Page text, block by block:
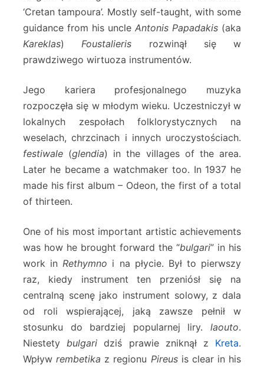
‘Cretan tampoura’. Mostly self-taught, with some
guidance from his uncle Antonis Papadakis (aka
Kareklas)Foustalieris rozwinął się w
prawdziwego wirtuoza instrumentów.
Jego kariera profesjonalnego muzyka
rozpoczęła się w młodym wieku. Uczestniczył w
lokalnych zespołach folklorystycznych na
weselach, chrzcinach i innych uroczystościach.
festiwale (glendia) in the villages of the area.
Later he became a watchmaker too. In 1937 he
made his first album – Odeon, the first of a total
of thirteen.
One of his most important artistic achievements
was how he brought forward the “bulgari” in his
work inRethymno i na płycie. Był to pierwszy
raz, kiedy instrument ten przeniósł się na
centralną scenę jako instrument solowy, z dala
od roli wspierającej, jaką zawsze pełnił w
stosunku do bardziej popularnej liry. laouto.
Niestetybulgari dziś prawie zniknął z Kreta.
Wpływrembetika z regionu Pireusis clear in his